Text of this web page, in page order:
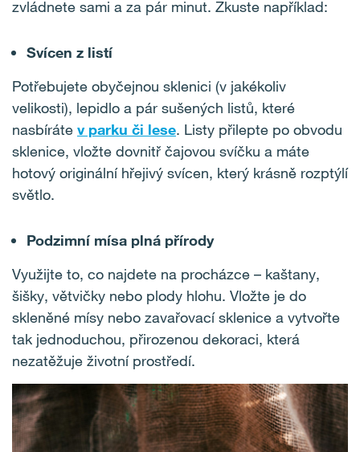
zvládnete sami a za pár minut. Zkuste například:
Svícen z listí
Potřebujete obyčejnou sklenici (v jakékoliv
velikosti), lepidlo a pár sušených listů, které
nasbíráte v parku či lese. Listy přilepte po obvodu
sklenice, vložte dovnitř čajovou svíčku a máte
hotový originální hřejivý svícen, který krásně rozptýlí
světlo.
Podzimní mísa plná přírody
Využijte to, co najdete na procházce – kaštany,
šišky, větvičky nebo plody hlohu. Vložte je do
skleněné mísy nebo zavařovací sklenice a vytvořte
tak jednoduchou, přirozenou dekoraci, která
nezatěžuje životní prostředí.